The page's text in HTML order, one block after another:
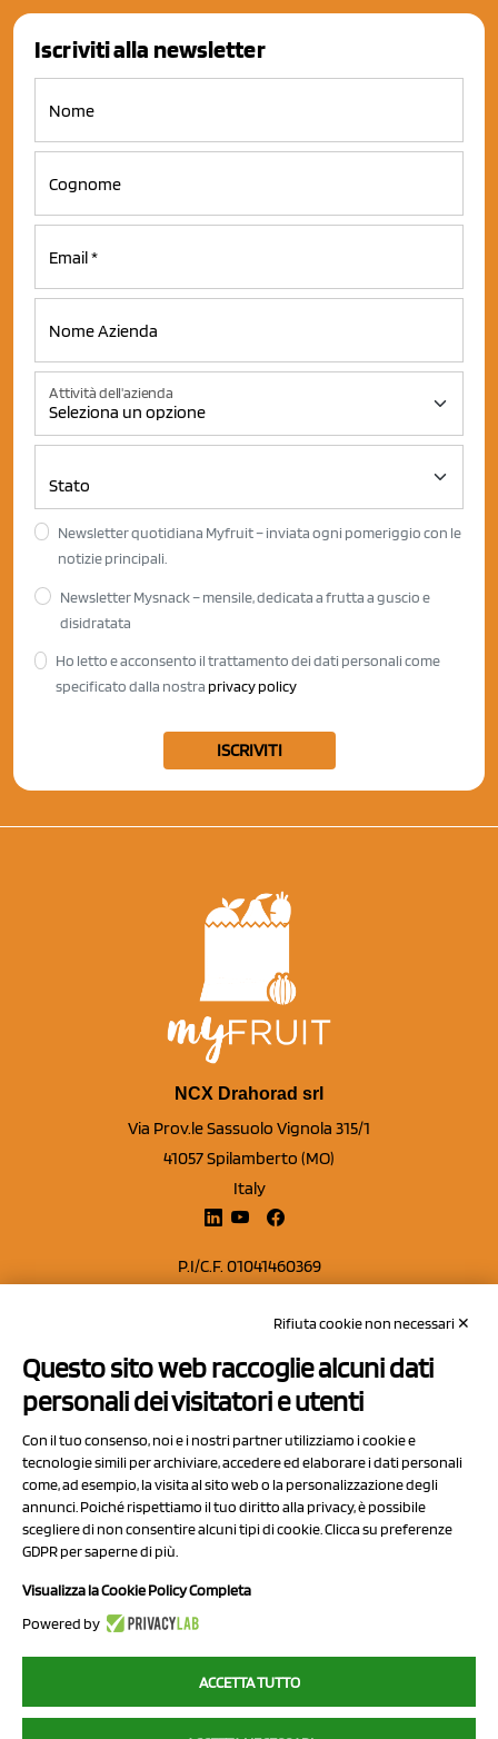
Iscriviti alla newsletter
Attività dell'azienda
Newsletter quotidiana Myfruit – inviata ogni pomeriggio con le
notizie principali.
Newsletter Mysnack – mensile, dedicata a frutta a guscio e
disidratata
Ho letto e acconsento il trattamento dei dati personali come
specificato dalla nostra privacy policy
ISCRIVITI
NCX Drahorad srl
Via Prov.le Sassuolo Vignola 315/1
41057 Spilamberto (MO)
Italy
P.I/C.F. 01041460369
Capitale sociale Euro 50.000,00 i.v.
Contatti
Privacy Policy
Cookie Policy
Chi Siamo
2023 NCX Drahorad srl - All rights reserved
myfruit.it è parte del network diNCX DRAHORAD
Rifiuta cookie non necessari ✕
Questo sito web raccoglie alcuni dati
personali dei visitatori e utenti
Con il tuo consenso, noi e i nostri partner utilizziamo i cookie e
tecnologie simili per archiviare, accedere ed elaborare i dati personali
come, ad esempio, la visita al sito web o la personalizzazione degli
annunci. Poiché rispettiamo il tuo diritto alla privacy, è possibile
scegliere di non consentire alcuni tipi di cookie. Clicca su preferenze
GDPR per saperne di più.
Visualizza la Cookie Policy Completa
Powered by
ACCETTA TUTTO